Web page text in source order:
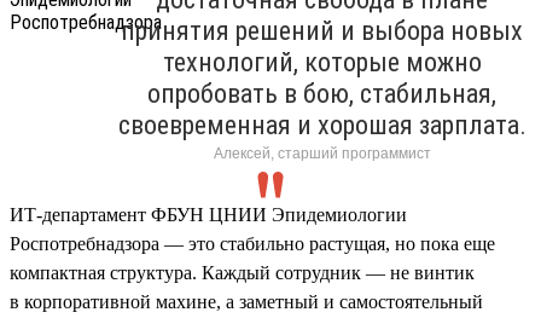
принятия решений и выбора новых
технологий, которые можно
опробовать в бою, стабильная,
своевременная и хорошая зарплата.
Алексей, старший программист
ИТ-департамент ФБУН ЦНИИ Эпидемиологии
Роспотребнадзора — это стабильно растущая, но пока еще
компактная структура. Каждый сотрудник — не винтик
в корпоративной махине, а заметный и самостоятельный